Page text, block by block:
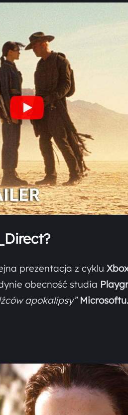
prezentacja z cyklu
obecność studia
apokalipsy” Microsoftu.